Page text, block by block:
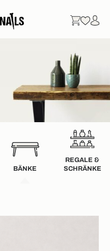
BÄNKE
REGALE &
SCHRÄNKE